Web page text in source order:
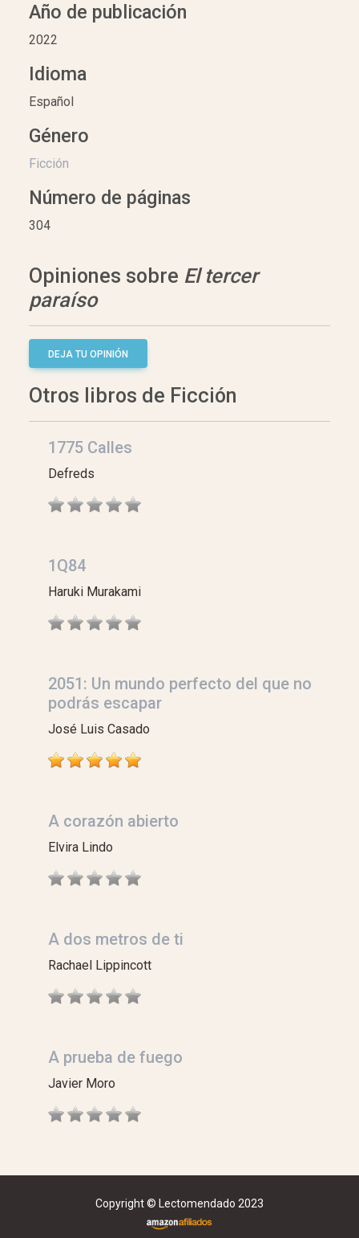
Año de publicación
2022
Idioma
Español
Género
Ficción
Número de páginas
304
Opiniones sobre El tercer
paraíso
DEJA TU OPINIÓN
Otros libros de Ficción
1775 Calles
Defreds
1Q84
Haruki Murakami
2051: Un mundo perfecto del que no
podrás escapar
José Luis Casado
A corazón abierto
Elvira Lindo
A dos metros de ti
Rachael Lippincott
A prueba de fuego
Javier Moro
Copyright © Lectomendado 2023